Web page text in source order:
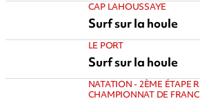
CAP LAHOUSSAYE
Surf sur la houle
LE PORT
Surf sur la houle
NATATION - 2ÈME ÉTAPE
CHAMPIONNAT DE